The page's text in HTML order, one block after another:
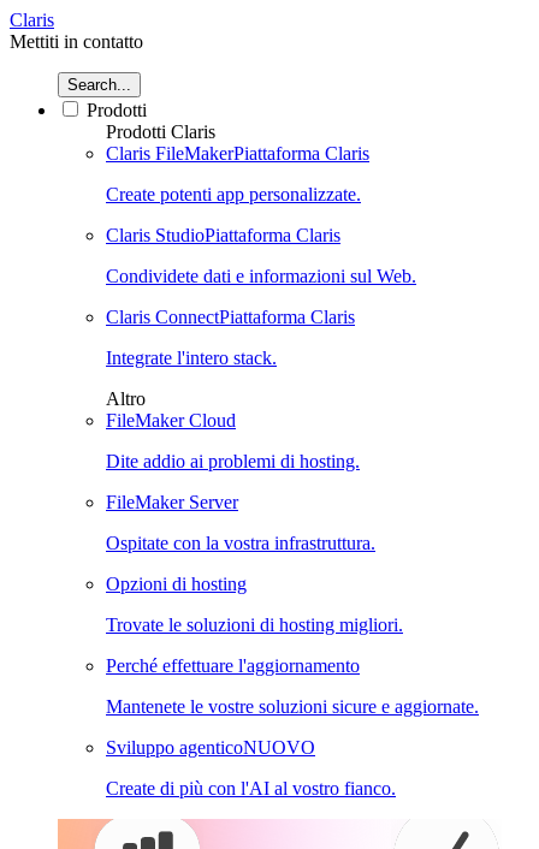
Claris
Mettiti in contatto
Search...
Prodotti
Prodotti Claris
Claris FileMakerPiattaforma Claris
Create potenti app personalizzate.
Claris StudioPiattaforma Claris
Condividete dati e informazioni sul Web.
Claris ConnectPiattaforma Claris
Integrate l'intero stack.
Altro
FileMaker Cloud
Dite addio ai problemi di hosting.
FileMaker Server
Ospitate con la vostra infrastruttura.
Opzioni di hosting
Trovate le soluzioni di hosting migliori.
Perché effettuare l'aggiornamento
Mantenete le vostre soluzioni sicure e aggiornate.
Sviluppo agenticoNUOVO
Create di più con l'AI al vostro fianco.